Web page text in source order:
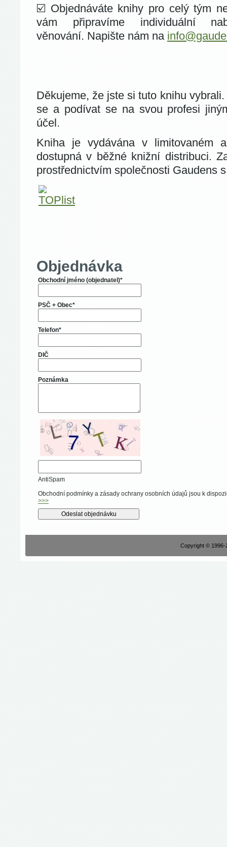
☑️ Objednáváte knihy pro celý tým
vám připravíme individuální
věnování. Napište nám na
Děkujeme, že jste si tuto knihu
se a podívat se na svou profesi
účel.
Kniha je vydávána v limitovaném
dostupná v běžné knižní distribuci.
prostřednictvím společnosti Gaudens
Objednávka
Obchodní jméno (objednatel)*
PSČ + Obec*
Telefon*
DIČ
Poznámka
AntiSpam
Obchodní podmínky a zásady ochrany osobních údajů jsou k
>>>
Copyright © 1996-